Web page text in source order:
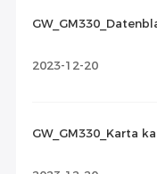
2023-12-20
GW_GM330_Karta